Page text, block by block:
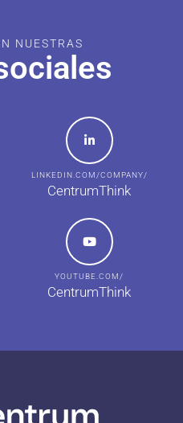
NUESTRAS
LINKEDIN.COM/COMPANY/
CentrumThink
YOUTUBE.COM/
CentrumThink